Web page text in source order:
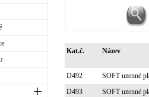
Kat.č. Název
D492
SOFT uzenné
D493
SOFT uzenné